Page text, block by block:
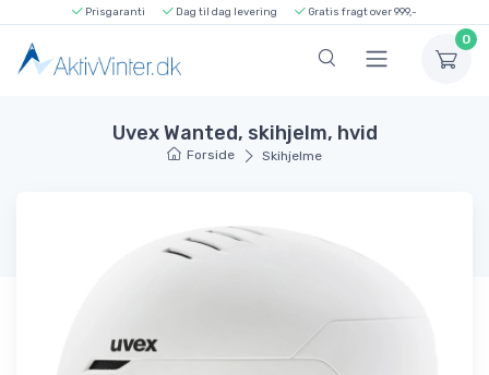
Prisgaranti Dag til dag levering Gratis fragt over 999,-
0
Uvex Wanted, skihjelm, hvid
Forside Skihjelme